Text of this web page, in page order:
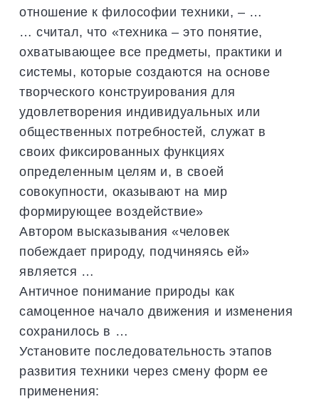
отношение к философии техники, – …
… считал, что «техника – это понятие,
охватывающее все предметы, практики и
системы, которые создаются на основе
творческого конструирования для
удовлетворения индивидуальных или
общественных потребностей, служат в
своих фиксированных функциях
определенным целям и, в своей
совокупности, оказывают на мир
формирующее воздействие»
Автором высказывания «человек
побеждает природу, подчиняясь ей»
является …
Античное понимание природы как
самоценное начало движения и изменения
сохранилось в …
Установите последовательность этапов
развития техники через смену форм ее
применения: